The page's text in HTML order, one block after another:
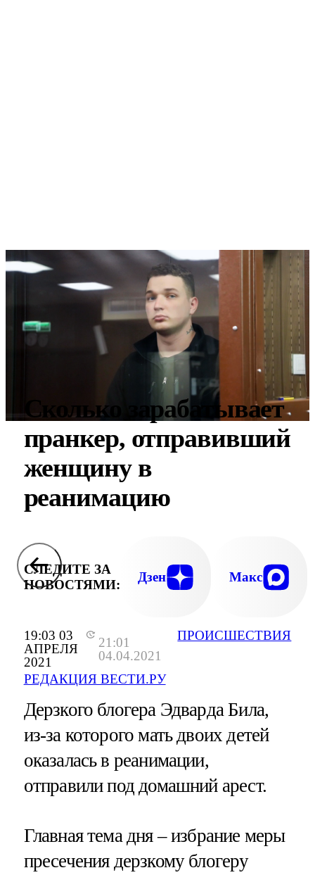
19:03 03
АПРЕЛЯ
2021
21:01
04.04.2021
РЕДАКЦИЯ ВЕСТИ.РУ
ПРОИСШЕСТВИЯ
Сколько зарабатывает
пранкер, отправивший
женщину в
реанимацию
СЛЕДИТЕ ЗА
НОВОСТЯМИ:
Дзен Макс
Дерзкого блогера Эдварда Била,
из-за которого мать двоих детей
оказалась в реанимации,
отправили под домашний арест.
Главная тема дня – избрание меры
пресечения дерзкому блогеру